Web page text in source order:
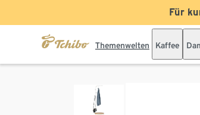
Für
Themenwelten Kaffee